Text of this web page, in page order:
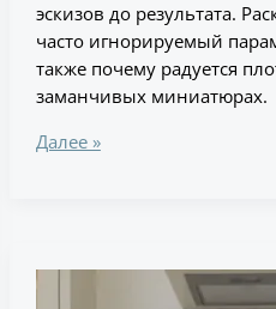
эскизов до результата.
часто игнорируемый
также почему радуется
заманчивых миниатюрах.
Далее »
без